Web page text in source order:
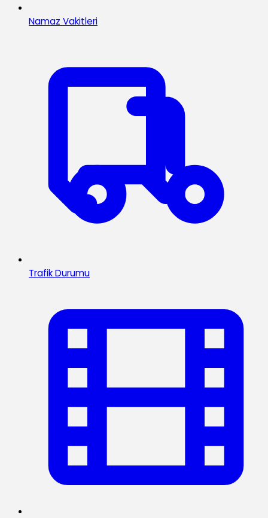
Namaz Vakitleri
Trafik Durumu